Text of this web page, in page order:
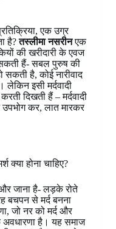
एक उग्र
है?तस्लीमा नसरीनएक
की खरीदारी के एवज
हैं- सबल पुरुष की
सकती है, कोई नारीवाद
लेकिन इसी मर्दवादी
दिखती हैं – मर्दवादी
कर, लात मारकर
क्या होना चाहिए?
जाना है- लड़के रोते
बचपन से मर्द बनना
जो नर को मर्द और
अवधारणा है। यह समाज